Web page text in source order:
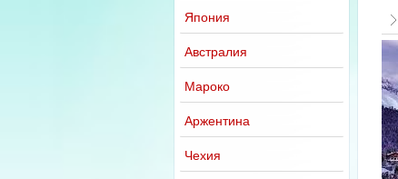
Япония
Австралия
Мароко
Аржентина
Чехия